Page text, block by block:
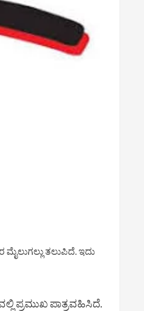
ಮೈಲುಗಲ್ಲು ತಲುಪಿದೆ. ಇದು
ಪ್ರಮುಖ ಪಾತ್ರವಹಿಸಿದೆ.